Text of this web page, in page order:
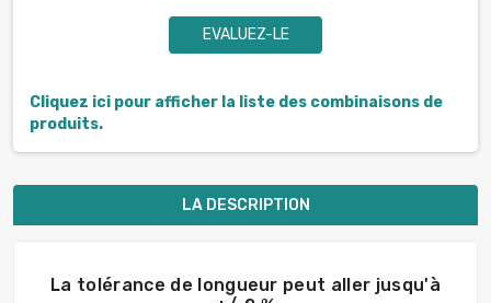
EVALUEZ-LE
Cliquez ici pour afficher la liste des combinaisons de
produits.
LA DESCRIPTION
La tolérance de longueur peut aller jusqu'à